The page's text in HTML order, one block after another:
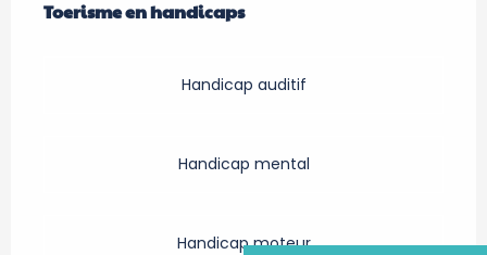
Toerisme en handicaps
Toerisme en handicaps
Handicap auditif
Handicap mental
Handicap moteur